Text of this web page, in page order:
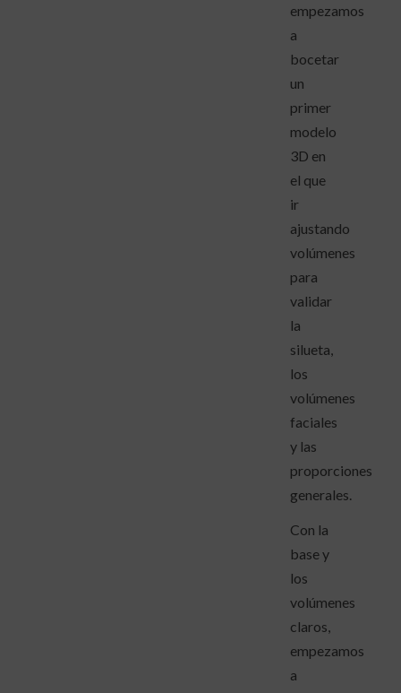
empezamos
a
bocetar
un
primer
modelo
3D en
el que
ir
ajustando
volúmenes
para
validar
la
silueta,
los
volúmenes
faciales
y las
proporciones
generales.
Con la
base y
los
volúmenes
claros,
empezamos
a